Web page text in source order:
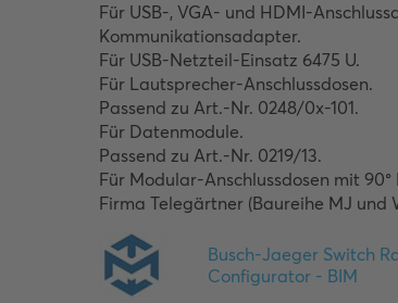
Für USB-, VGA- und HDMI-
Kommunikationsadapter.
Für USB-Netzteil-Einsatz 6475 U.
Für Lautsprecher-Anschlussdosen.
Passend zu Art.-Nr. 0248/0x-101.
Für Datenmodule.
Passend zu Art.-Nr. 0219/13.
Für Modular-Anschlussdosen mit 90°
Firma Telegärtner (Baureihe MJ und